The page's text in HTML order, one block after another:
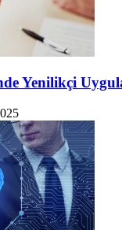
Yenilikçi